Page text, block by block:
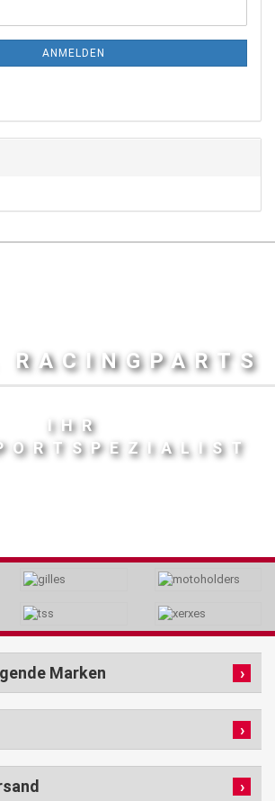
ANMELDEN
RACINGPARTS
IHR
Marken